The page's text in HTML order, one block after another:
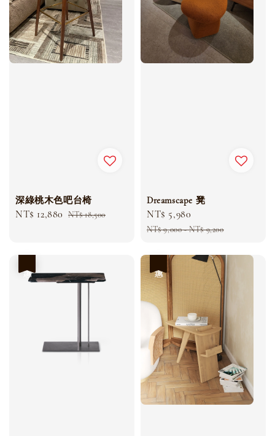
深綠桃木色吧台椅
Sale
NT$ 12,880 Regular
NT$ 18,500
Dreamscape 凳
Sale
price
NT$ 5,980
price
NT$ 9,000-NT$ 9,200